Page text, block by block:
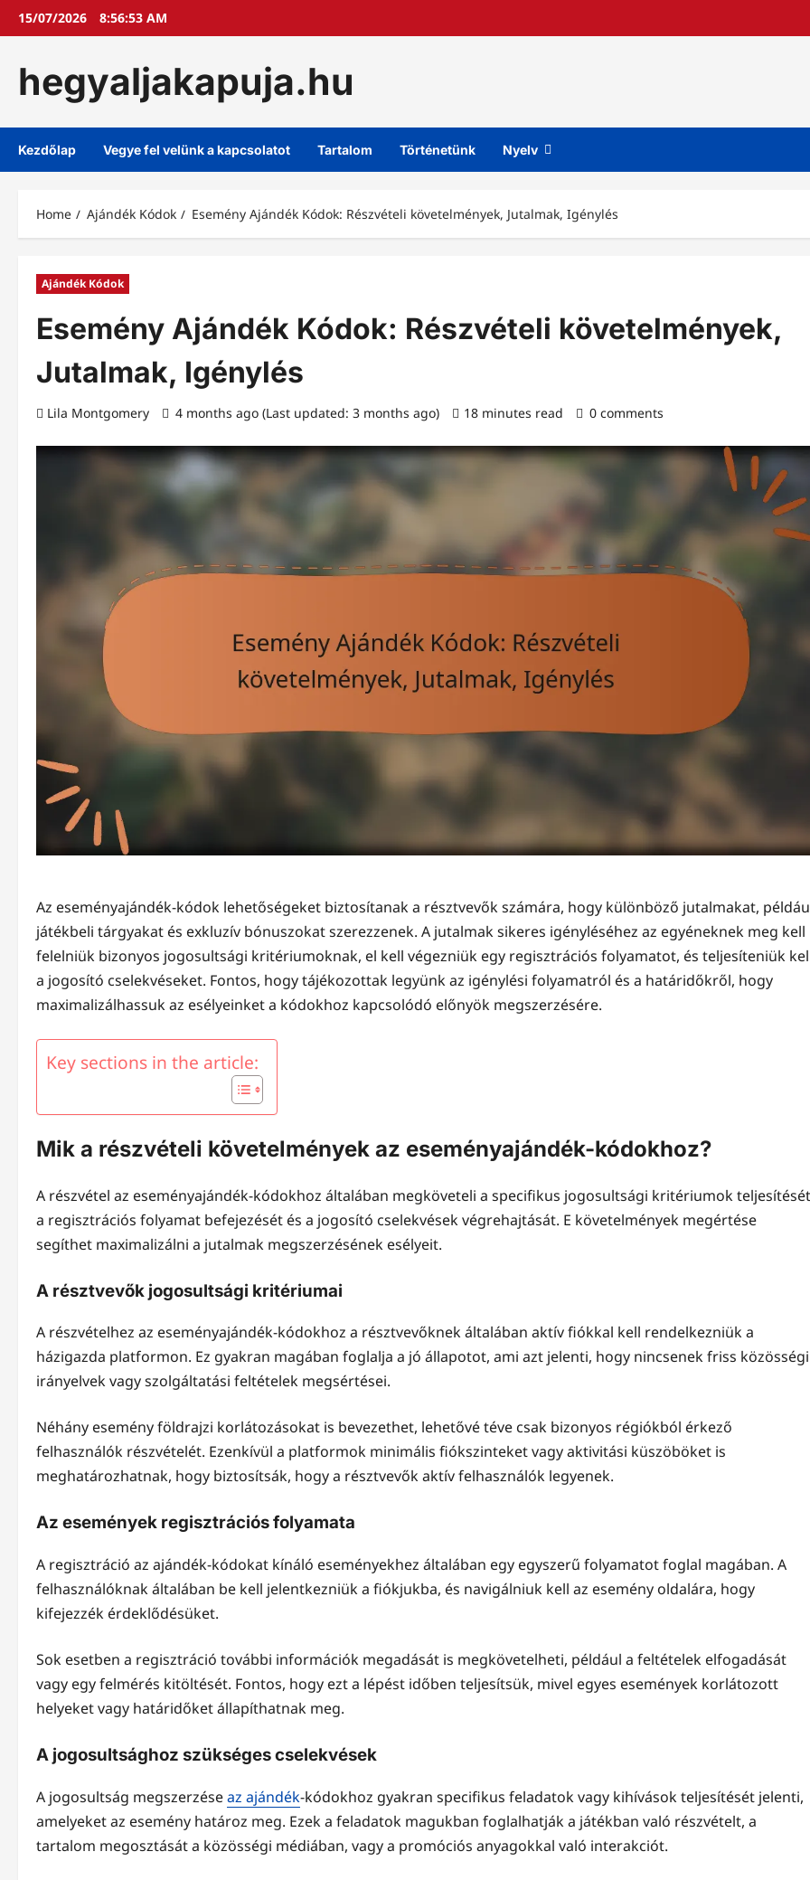
Skip15/07/2026 8:56:54 AM
hegyaljakapuja.hu
Kezdőlap Vegye fel velünk a kapcsolatot Tartalom Történetünk Nyelv
Home Ajándék Kódok Esemény Ajándék Kódok: Részvételi követelmények, Jutalmak, Igénylés
Ajándék Kódok
Esemény Ajándék Kódok: Részvételi követelmények,
Jutalmak, Igénylés
Lila Montgomery 4 months ago (Last updated: 3 months ago) 18 minutes read 0 comments
Az eseményajándék-kódok lehetőségeket biztosítanak a résztvevők számára, hogy különböző jutalmakat,
játékbeli tárgyakat és exkluzív bónuszokat szerezzenek. A jutalmak sikeres igényléséhez az egyéneknek meg kell
felelniük bizonyos jogosultsági kritériumoknak, el kell végezniük egy regisztrációs folyamatot, és teljesíteniük
a jogosító cselekvéseket. Fontos, hogy tájékozottak legyünk az igénylési folyamatról és a határidőkről, hogy
maximalizálhassuk az esélyeinket a kódokhoz kapcsolódó előnyök megszerzésére.
Key sections in the article:
Mik a részvételi követelmények az eseményajándék-kódokhoz?
A részvétel az eseményajándék-kódokhoz általában megköveteli a specifikus jogosultsági kritériumok
a regisztrációs folyamat befejezését és a jogosító cselekvések végrehajtását. E követelmények megértése
segíthet maximalizálni a jutalmak megszerzésének esélyeit.
A résztvevők jogosultsági kritériumai
A részvételhez az eseményajándék-kódokhoz a résztvevőknek általában aktív fiókkal kell rendelkezniük a
házigazda platformon. Ez gyakran magában foglalja a jó állapotot, ami azt jelenti, hogy nincsenek friss közösségi
irányelvek vagy szolgáltatási feltételek megsértései.
Néhány esemény földrajzi korlátozásokat is bevezethet, lehetővé téve csak bizonyos régiókból érkező
felhasználók részvételét. Ezenkívül a platformok minimális fiókszinteket vagy aktivitási küszöböket is
meghatározhatnak, hogy biztosítsák, hogy a résztvevők aktív felhasználók legyenek.
Az események regisztrációs folyamata
A regisztráció az ajándék-kódokat kínáló eseményekhez általában egy egyszerű folyamatot foglal magában. A
felhasználóknak általában be kell jelentkezniük a fiókjukba, és navigálniuk kell az esemény oldalára, hogy
kifejezzék érdeklődésüket.
Sok esetben a regisztráció további információk megadását is megkövetelheti, például a feltételek elfogadását
vagy egy felmérés kitöltését. Fontos, hogy ezt a lépést időben teljesítsük, mivel egyes események korlátozott
helyeket vagy határidőket állapíthatnak meg.
A jogosultsághoz szükséges cselekvések
A jogosultság megszerzéseaz ajándék-kódokhoz gyakran specifikus feladatok vagy kihívások teljesítését jelenti,
amelyeket az esemény határoz meg. Ezek a feladatok magukban foglalhatják a játékban való részvételt, a
tartalom megosztását a közösségi médiában, vagy a promóciós anyagokkal való interakciót.